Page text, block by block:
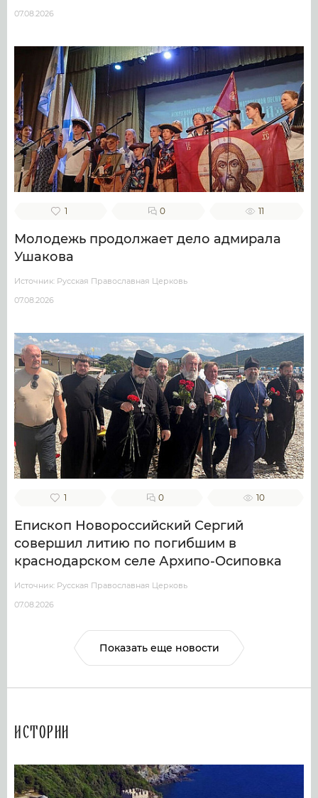
07.08.2026
1 0 11
Молодежь продолжает дело адмирала
Ушакова
Источник: Русская Православная Церковь
07.08.2026
1 0 10
Епископ Новороссийский Сергий
совершил литию по погибшим в
краснодарском селе Архипо-Осиповка
Источник: Русская Православная Церковь
07.08.2026
Показать еще новости
Истории